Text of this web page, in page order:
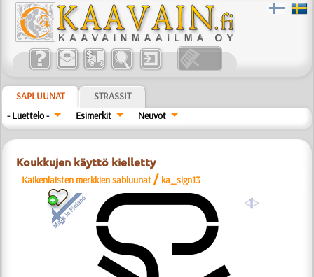
SAPLUUNAT
STRASSIT
- Luettelo -
Esimerkit Neuvot
Koukkujen käyttö kielletty
Kaikenlaisten merkkien sabluunat / ka_sign13
a